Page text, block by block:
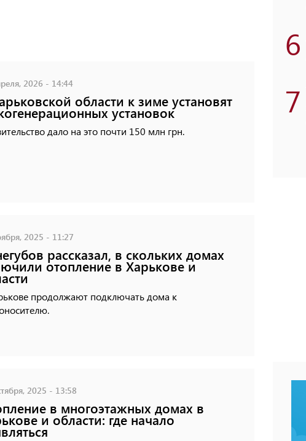
2026 - 14:44
области к зиме установят
установок
дало на это почти 150 млн грн.
2025 - 11:27
рассказал, в скольких домах
отопление в Харькове и
продолжают подключать дома к
2025 - 13:58
в многоэтажных домах в
и области: где начало
6
7